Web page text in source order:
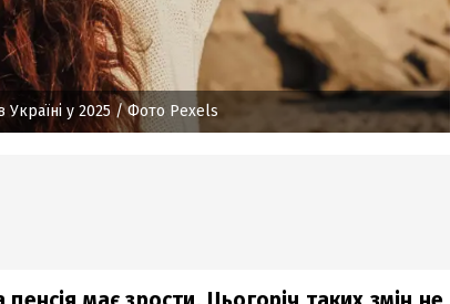
Україні у 2025/ Фото Pexels